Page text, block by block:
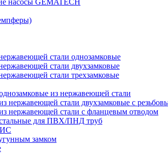
насосы GEMATECH
стали однозамковые
стали двухзамковые
стали трехзамковые
из нержавеющей стали
нержавеющей стали двухзамковые с
нержавеющей стали с фланцевым отводом
для ПВХ/ПНД труб
замком